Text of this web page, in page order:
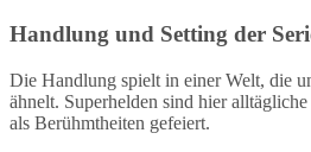
Handlung und Setting der
Die Handlung spielt in einer Welt, die
ähnelt. Superhelden sind hier
als Berühmtheiten gefeiert.